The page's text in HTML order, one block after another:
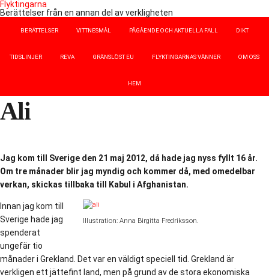
Flyktingarna
Berättelser från en annan del av verkligheten
BERÄTTELSER VITTNESMÅL PÅGÅENDE OCH AKTUELLA FALL DIKT
TIDSLINJER REVA GRÄNSLÖST EU FLYKTINGARNAS VÄNNER OM OSS
HEM
Ali
Jag kom till Sverige den 21 maj 2012, då hade jag nyss fyllt 16 år.
Om tre månader blir jag myndig och kommer då, med omedelbar
verkan, skickas tillbaka till Kabul i Afghanistan.
Illustration: Anna Birgitta Fredriksson.
Innan jag kom till
Sverige hade jag
spenderat
ungefär tio
månader i Grekland. Det var en väldigt speciell tid. Grekland är
verkligen ett jättefint land, men på grund av de stora ekonomiska